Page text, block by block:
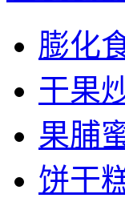
膨化
干果
果脯
饼干